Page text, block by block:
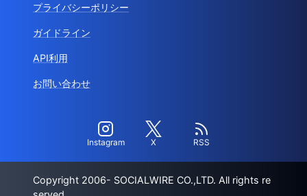
プライバシーポリシー
ガイドライン
API利用
お問い合わせ
Instagram X RSS
Copyright 2006- SOCIALWIRE CO.,LTD. All rights re